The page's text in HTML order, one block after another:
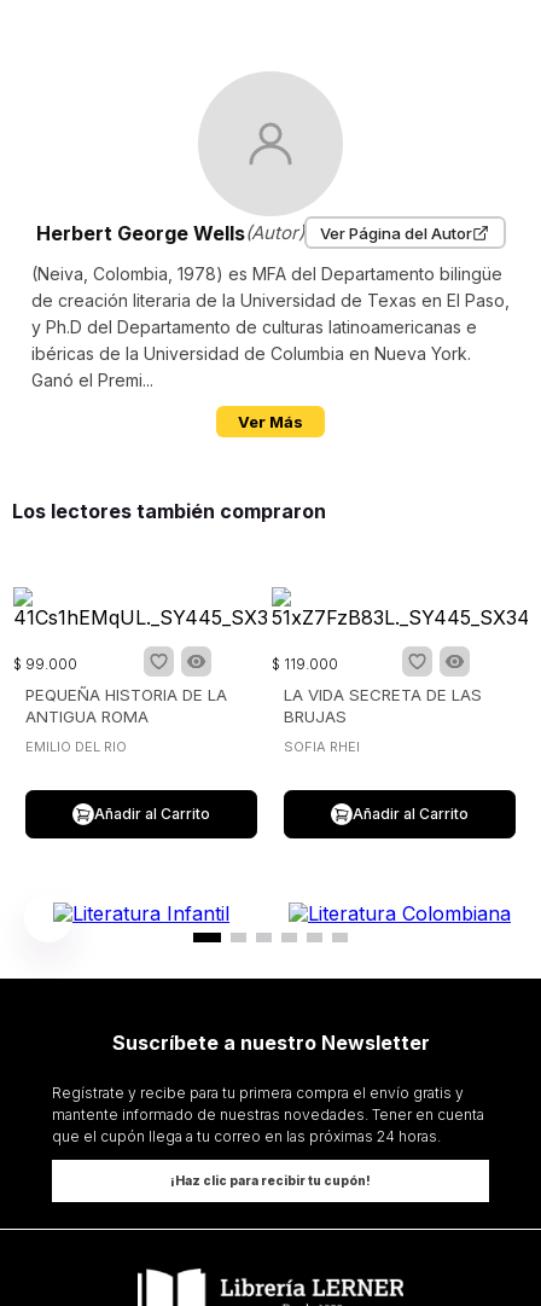
Herbert George Wells(Autor) Ver Página del Autor
(Neiva, Colombia, 1978) es MFA del Departamento bilingüe
de creación literaria de la Universidad de Texas en El Paso,
y Ph.D del Departamento de culturas latinoamericanas e
ibéricas de la Universidad de Columbia en Nueva York.
Ganó el Premi...
Ver Más
Los lectores también compraron
$ 99.000
PEQUEÑA HISTORIA DE LA
ANTIGUA ROMA
EMILIO DEL RIO
Añadir al Carrito
$ 119.000
LA VIDA SECRETA DE LAS
BRUJAS
SOFIA RHEI
Añadir al Carrito
Suscríbete a nuestro Newsletter
Regístrate y recibe para tu primera compra el envío gratis y
mantente informado de nuestras novedades. Tener en cuenta
que el cupón llega a tu correo en las próximas 24 horas.
¡Haz clic para recibir tu cupón!